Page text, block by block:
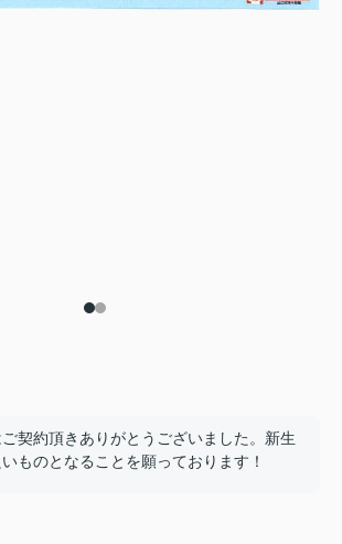
契約頂きありがとうございました。新生
ものとなることを願っております！